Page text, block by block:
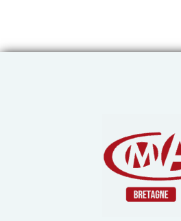
Chambre de